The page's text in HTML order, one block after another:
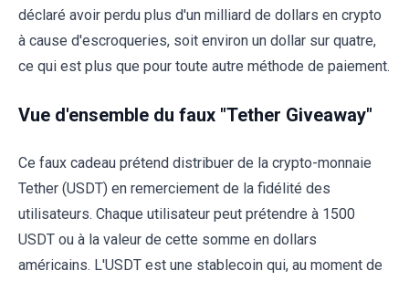
déclaré avoir perdu plus d'un milliard de dollars en crypto
à cause d'escroqueries, soit environ un dollar sur quatre,
ce qui est plus que pour toute autre méthode de paiement.
Vue d'ensemble du faux "Tether Giveaway"
Ce faux cadeau prétend distribuer de la crypto-monnaie
Tether (USDT) en remerciement de la fidélité des
utilisateurs. Chaque utilisateur peut prétendre à 1500
USDT ou à la valeur de cette somme en dollars
américains. L'USDT est une stablecoin qui, au moment de